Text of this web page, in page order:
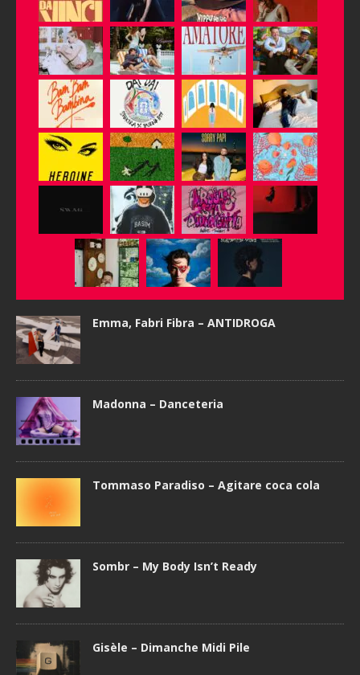
Emma, Fabri Fibra – ANTIDROGA
Madonna – Danceteria
Tommaso Paradiso – Agitare coca cola
Sombr – My Body Isn’t Ready
Gisèle – Dimanche Midi Pile